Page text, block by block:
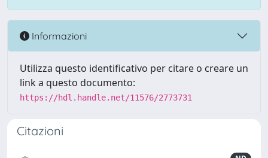
Informazioni
Utilizza questo identificativo per citare o creare un
link a questo documento:
https://hdl.handle.net/11576/2773731
Citazioni